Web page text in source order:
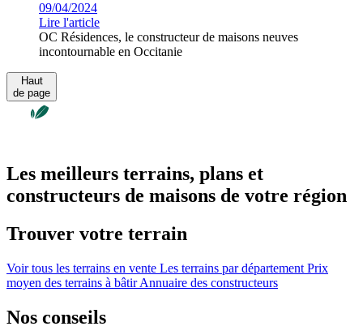
09/04/2024
Lire l'article
OC Résidences, le constructeur de maisons neuves
incontournable en Occitanie
Haut
de page
Les meilleurs terrains, plans et
constructeurs de maisons de votre région
Trouver votre terrain
Voir tous les terrains en vente Les terrains par département Prix
moyen des terrains à bâtirAnnuaire des constructeurs
Nos conseils